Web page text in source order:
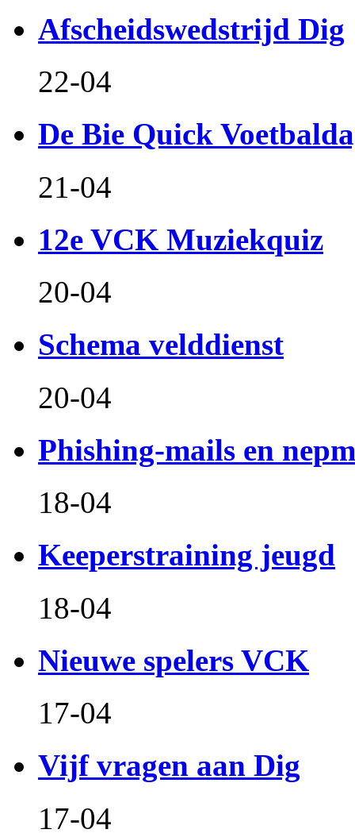
Afscheidswedstrijd Dig
22-04
De Bie Quick
21-04
12e VCK Muziekquiz
20-04
Schema velddienst
20-04
Phishing-mails en
18-04
Keeperstraining jeugd
18-04
Nieuwe spelers VCK
17-04
Vijf vragen aan Dig
17-04